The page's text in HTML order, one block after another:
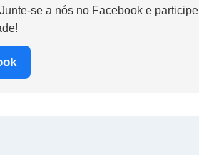
se a nós no Facebook e participe